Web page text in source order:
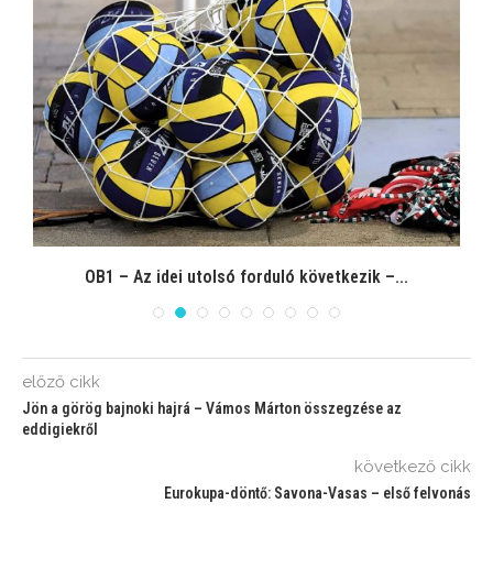
OB1 – Az idei utolsó forduló következik –...
előző cikk
Jön a görög bajnoki hajrá – Vámos Márton összegzése az
eddigiekről
következő cikk
Eurokupa-döntő: Savona-Vasas – első felvonás